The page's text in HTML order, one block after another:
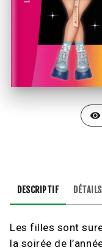
visibility
DESCRIPTIF DÉTAILS
Les filles sont
la soirée de